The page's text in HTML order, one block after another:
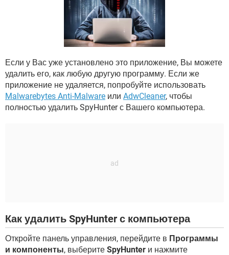
Если у Вас уже установлено это приложение, Вы можете
удалить его, как любую другую программу. Если же
приложение не удаляется, попробуйте использовать
Malwarebytes Anti-Malware или AdwCleaner, чтобы
полностью удалить SpyHunter с Вашего компьютера.
Как удалить SpyHunter с компьютера
Откройте панель управления, перейдите в Программы
и компоненты, выберите SpyHunter и нажмите